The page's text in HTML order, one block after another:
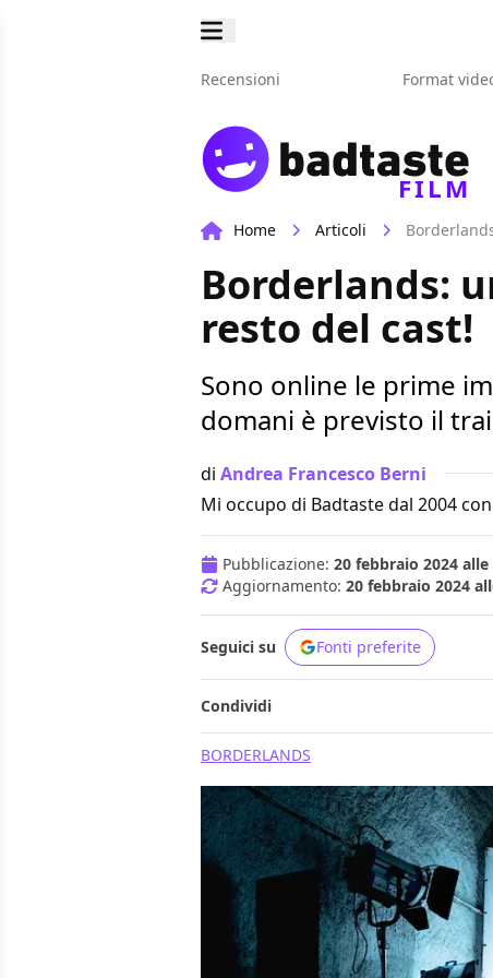
Recensioni Format
FILM
Home Articoli
Borderlands:
resto del cast!
Sono online le prime
domani è previsto il
di Andrea Francesco Berni
Mi occupo di Badtaste dal 2004
Pubblicazione: 20 febbraio 2024 alle
Aggiornamento: 20 febbraio 2024
Seguici su Fonti preferite
Condividi
BORDERLANDS